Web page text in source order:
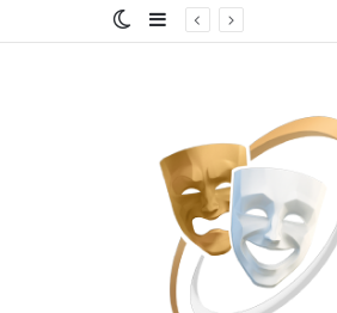
الوضعإضافة